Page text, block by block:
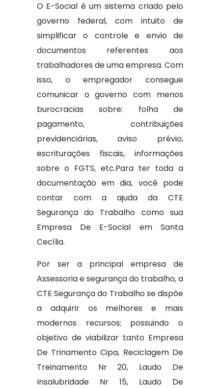
O E-Social é um sistema criado pelo
governo federal, com intuito de
simplificar o controle e envio de
documentos referentes aos
trabalhadores de uma empresa. Com
isso, o empregador consegue
comunicar o governo com menos
burocracias sobre: folha de
pagamento, contribuições
previdenciárias, aviso prévio,
escriturações fiscais, informações
sobre o FGTS, etc.Para ter toda a
documentação em dia, você pode
contar com a ajuda da CTE
Segurança do Trabalho como sua
Empresa De E-Social em Santa
Cecília.
Por ser a principal empresa de
Assessoria e segurança do trabalho, a
CTE Segurança do Trabalho se dispõe
a adquirir os melhores e mais
modernos recursos; possuindo o
objetivo de viabilizar tanto Empresa
De Trinamento Cipa, Reciclagem De
Treinamento Nr 20, Laudo De
Insalubridade Nr 15, Laudo De